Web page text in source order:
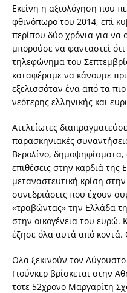
Εκείνη η αξιολόγηση που
φθινόπωρο του 2014, επί
περίπου δύο χρόνια για να
μπορούσε να φανταστεί
τηλεφώνημα του
καταφέραμε να κάνουμε
εξελισσόταν ένα από τα
νεότερης ελληνικής και
Ατελείωτες
παρασκηνιακές
Βερολίνο,
επιθέσεις στην καρδιά
μεταναστευτική κρίση
συνεδριάσεις που έχουν
«τραβώντας» την Ελλάδα
στην οικογένεια του ευρώ.
έζησε όλα αυτά από κοντά.
Ολα ξεκινούν τον
Γιούνκερ βρίσκεται στην
τότε 52χρονο Μαργαρίτη